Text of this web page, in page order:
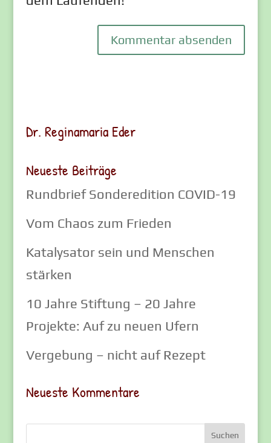
Dr. Reginamaria Eder
Neueste Beiträge
Rundbrief Sonderedition COVID-19
Vom Chaos zum Frieden
Katalysator sein und Menschen
stärken
10 Jahre Stiftung – 20 Jahre
Projekte: Auf zu neuen Ufern
Vergebung – nicht auf Rezept
Neueste Kommentare